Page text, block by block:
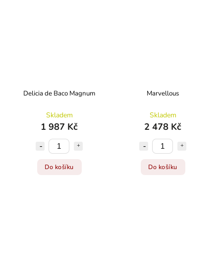
Delicia de Baco Magnum
Skladem
1 987 Kč
Do košíku
Marvellous
Skladem
2 478 Kč
Do košíku